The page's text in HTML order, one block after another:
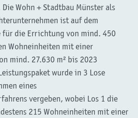
Wohn + Stadtbau Münster als
ist auf dem
für die Errichtung von mind. 450
Wohneinheiten mit einer
mind. 27.630 m² bis 2023
wurde in 3 Lose
eines
vergeben, wobei Los 1 die
215 Wohneinheiten mit einer